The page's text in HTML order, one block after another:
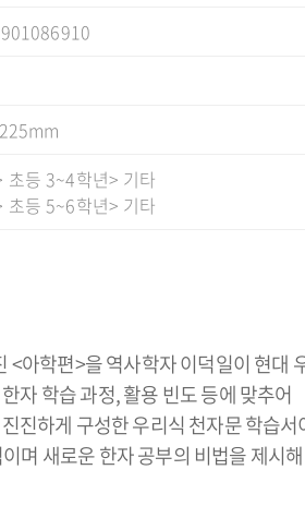
초등 3~4학년> 기타
초등 5~6학년> 기타
<아학편>을 역사학자 이덕일이 현대
자 학습 과정, 활용 빈도 등에 맞추어
진하게 구성한 우리식 천자문 학습서
며 새로운 한자 공부의 비법을 제시해